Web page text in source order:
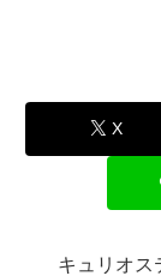
X
キュリオス